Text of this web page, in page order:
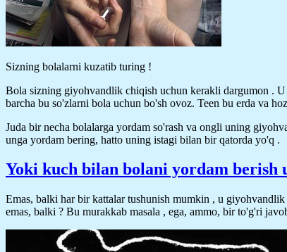
Sizning bolalarni kuzatib turing !
Bola sizning giyohvandlik chiqish uchun kerakli dargumon .
barcha bu so'zlarni bola uchun bo'sh ovoz. Teen bu erda va
Juda bir necha bolalarga yordam so'rash va ongli uning
unga yordam bering, hatto uning istagi bilan bir qatorda yo'q .
Yoki kuch bilan bolani yordam berish
Emas, balki har bir kattalar tushunish mumkin , u
emas, balki ? Bu murakkab masala , ega, ammo, bir to'g'ri